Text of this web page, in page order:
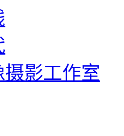
影工作室